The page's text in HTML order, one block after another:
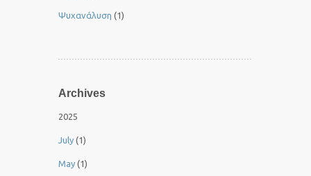
Ψυχανάλυση (1)
Archives
2025
July (1)
May (1)